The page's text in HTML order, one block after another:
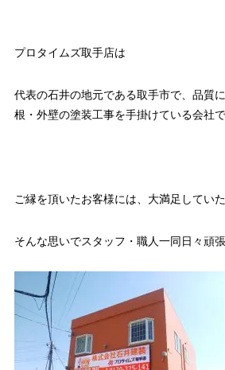
プロタイムズ取手店は
代表の石井の地元である取手市で、品質
根・外壁の塗装工事を手掛けている会社で
ご縁を頂いたお客様には、大満足してい
そんな思いでスタッフ・職人一同日々頑